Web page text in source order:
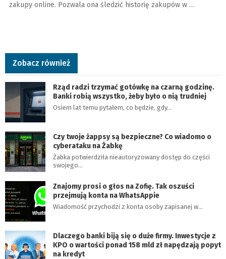
zakupy online. Pozwala ona śledzić historię zakupów w …
Zobacz również
Rząd radzi trzymać gotówkę na czarną godzinę.
Banki robią wszystko, żeby było o nią trudniej
Osiem lat temu pytałem, co będzie, gdy…
Czy twoje żappsy są bezpieczne? Co wiadomo o
cyberataku na Żabkę
Żabka potwierdziła nieautoryzowany dostęp do części
swojego…
Znajomy prosi o głos na Zofię. Tak oszuści
przejmują konta na WhatsAppie
Wiadomość przychodzi z konta osoby zapisanej w…
Dlaczego banki biją się o duże firmy. Inwestycje z
KPO o wartości ponad 158 mld zł napędzają popyt
na kredyt